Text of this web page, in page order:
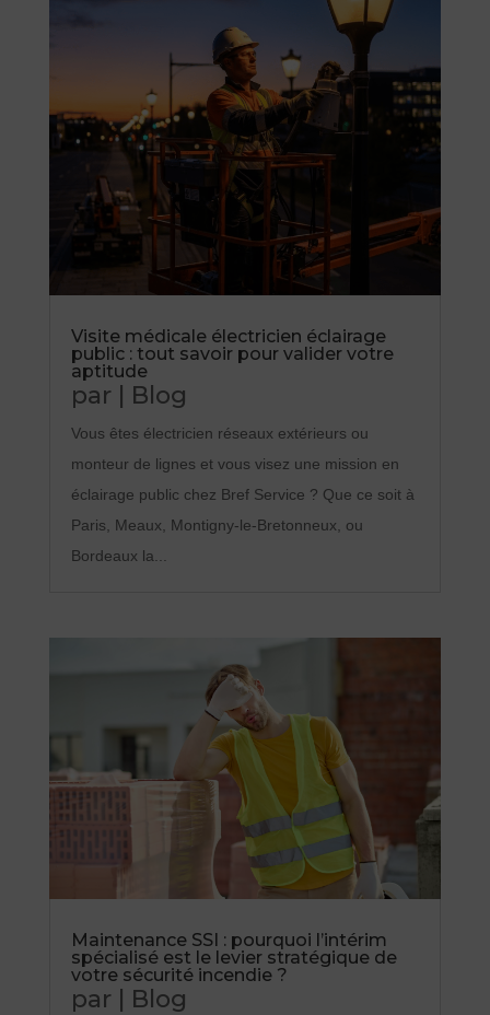
Visite médicale électricien éclairage
public : tout savoir pour valider votre
aptitude
par Blog
Vous êtes électricien réseaux extérieurs ou
monteur de lignes et vous visez une mission en
éclairage public chez Bref Service ? Que ce soit à
Paris, Meaux, Montigny-le-Bretonneux, ou
Bordeaux la...
Maintenance SSI : pourquoi l’intérim
spécialisé est le levier stratégique de
votre sécurité incendie ?
par | Blog